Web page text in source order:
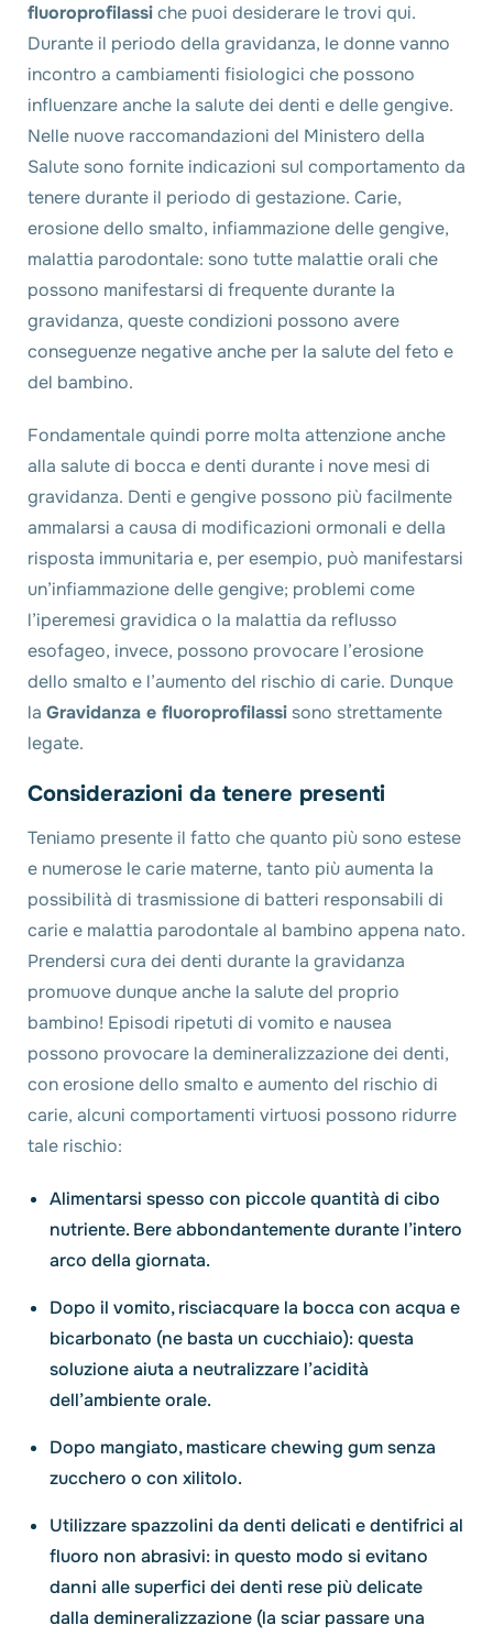
fluoroprofilassiche puoi desiderare le trovi qui.
Durante il periodo della gravidanza, le donne vanno
incontro a cambiamenti fisiologici che possono
influenzare anche la salute dei denti e delle gengive.
Nelle nuove raccomandazioni del Ministero della
Salute sono fornite indicazioni sul comportamento da
tenere durante il periodo di gestazione. Carie,
erosione dello smalto, infiammazione delle gengive,
malattia parodontale: sono tutte malattie orali che
possono manifestarsi di frequente durante la
gravidanza, queste condizioni possono avere
conseguenze negative anche per la salute del feto e
del bambino.
Fondamentale quindi porre molta attenzione anche
alla salute di bocca e denti durante i nove mesi di
gravidanza. Denti e gengive possono più facilmente
ammalarsi a causa di modificazioni ormonali e della
risposta immunitaria e, per esempio, può manifestarsi
un’infiammazione delle gengive; problemi come
l’iperemesi gravidica o la malattia da reflusso
esofageo, invece, possono provocare l’erosione
dello smalto e l’aumento del rischio di carie. Dunque
la Gravidanza e fluoroprofilassi sono strettamente
legate.
Considerazioni da tenere presenti
Teniamo presente il fatto che quanto più sono estese
e numerose le carie materne, tanto più aumenta la
possibilità di trasmissione di batteri responsabili di
carie e malattia parodontale al bambino appena nato.
Prendersi cura dei denti durante la gravidanza
promuove dunque anche la salute del proprio
bambino! Episodi ripetuti di vomito e nausea
possono provocare la demineralizzazione dei denti,
con erosione dello smalto e aumento del rischio di
carie, alcuni comportamenti virtuosi possono ridurre
tale rischio:
Alimentarsi spesso con piccole quantità di cibo
nutriente. Bere abbondantemente durante l’intero
arco della giornata.
Dopo il vomito, risciacquare la bocca con acqua e
bicarbonato (ne basta un cucchiaio): questa
soluzione aiuta a neutralizzare l’acidità
dell’ambiente orale.
Dopo mangiato, masticare chewing gum senza
zucchero o con xilitolo.
Utilizzare spazzolini da denti delicati e dentifrici al
fluoro non abrasivi: in questo modo si evitano
danni alle superfici dei denti rese più delicate
dalla demineralizzazione (la sciar passare una